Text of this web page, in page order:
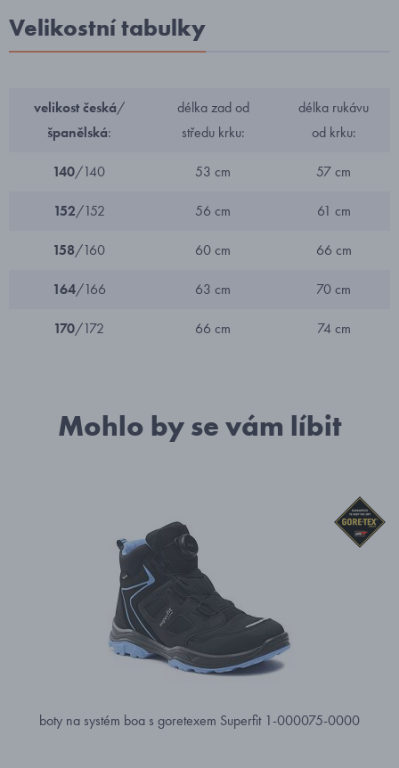
Velikostní tabulky
velikost česká/
španělská:
délka zad od
středu krku:
délka rukávu
od krku:
140/140 53 cm 57 cm
152/152 56 cm 61 cm
158/160 60 cm 66 cm
164/166 63 cm 70 cm
170/172 66 cm 74 cm
Mohlo by se vám líbit
boty na systém boa s goretexem Superfit 1-000075-0000